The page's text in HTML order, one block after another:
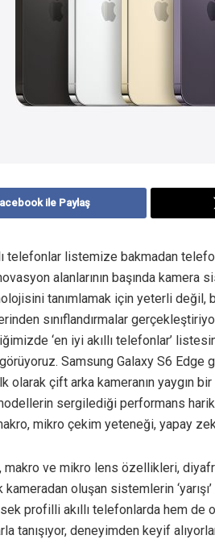
ile Paylaş
telefonlar listemize bakmadan
alanlarının başında
tanımlamak için yeterli değil,
sınıflandırmalar
‘en iyi akıllı telefonlar’
Samsung Galaxy S6
olarak çift arka kameranın yaygın
sergilediği performans
mikro çekim yeteneği, yapay
makro ve mikro lens özellikleri,
oluşan sistemlerin
profilli akıllı telefonlarda hem
tanışıyor, deneyimden keyif